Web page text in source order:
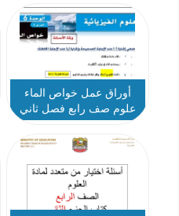
أوراق عمل خواص الماء
علوم صف رابع فصل ثاني